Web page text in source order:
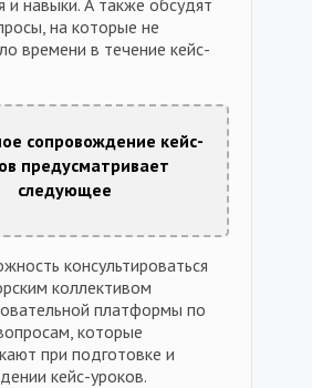
и навыки. А также обсудят
на которые не
времени в течение кейс-
сопровождение кейс-
предусматривает
следующее
консультироваться
коллективом
платформы по
которые
при подготовке и
кейс-уроков.